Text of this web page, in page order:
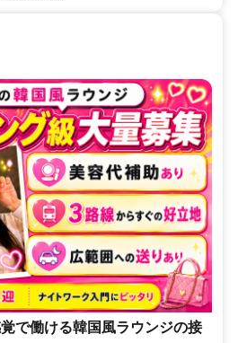
で働ける韓国風ラウンジの接